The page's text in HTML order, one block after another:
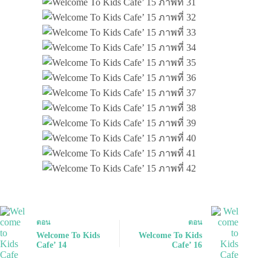
ตอน
Welcome To Kids
Cafe’ 14
ตอน
Welcome To Kids
Cafe’ 16